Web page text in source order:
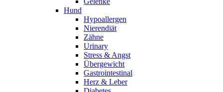
Hund
Hypoallergen
Nierendiät
Zähne
Urinary
Stress & Angst
Übergewicht
Gastrointestinal
Herz & Leber